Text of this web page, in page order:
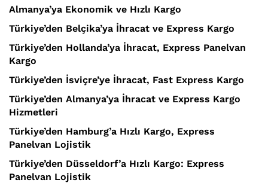
Almanya’ya Ekonomik ve Hızlı Kargo
Türkiye’den Belçika’ya İhracat ve Express Kargo
Türkiye’den Hollanda’ya İhracat, Express Panelvan
Kargo
Türkiye’den İsviçre’ye İhracat, Fast Express Kargo
Türkiye’den Almanya’ya İhracat ve Express Kargo
Hizmetleri
Türkiye’den Hamburg’a Hızlı Kargo, Express
Panelvan Lojistik
Türkiye’den Düsseldorf’a Hızlı Kargo: Express
Panelvan Lojistik